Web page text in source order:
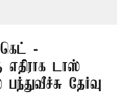
-
எதிராக டாஸ்
தேர்வு